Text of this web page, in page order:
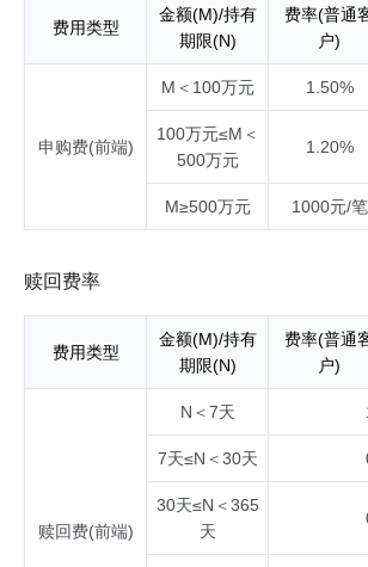
费用类型
金额(M)/持有
期限(N)
费率(普通
户)
申购费(前端)
M＜100万元 1.50%
100万元≤M＜
500万元
1.20%
M≥500万元 1000元/笔
赎回费率
费用类型
金额(M)/持有
期限(N)
费率(普通
户)
赎回费(前端)
N＜7天
7天≤N＜30天
30天≤N＜365
天